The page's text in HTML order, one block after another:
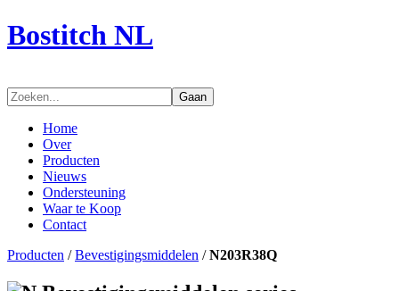
Bostitch NL
Gaan
Home
Over
Producten
Nieuws
Ondersteuning
Waar te Koop
Contact
Producten /Bevestigingsmiddelen /N203R38Q